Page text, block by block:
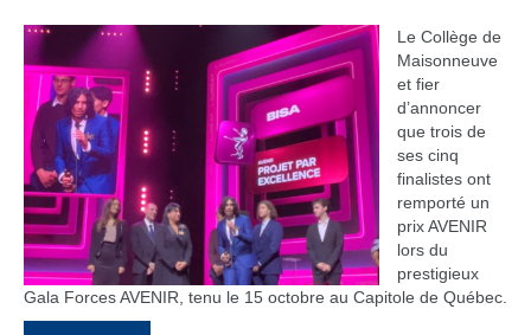
Le Collège de
Maisonneuve
et fier
d’annoncer
que trois de
ses cinq
finalistes ont
remporté un
prix AVENIR
lors du
prestigieux
Gala Forces AVENIR, tenu le 15 octobre au Capitole de Québec.